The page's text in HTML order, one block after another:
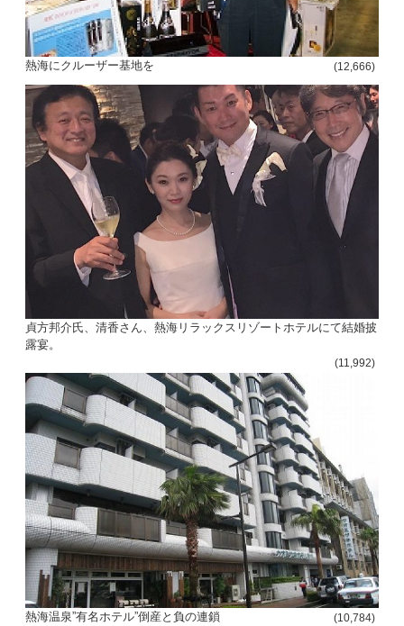
熱海にクルーザー基地を (12,666)
貞方邦介氏、清香さん、熱海リラックスリゾートホテルにて結婚披
露宴。
(11,992)
熱海温泉”有名ホテル”倒産と負の連鎖 (10,784)